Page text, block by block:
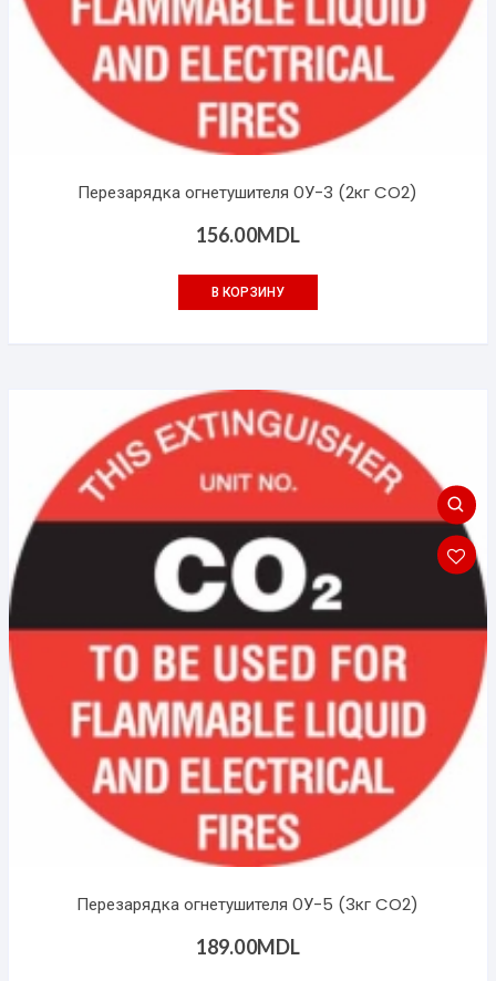
Перезарядка огнетушителя ОУ-3 (2кг CO2)
156.00MDL
В КОРЗИНУ
Перезарядка огнетушителя ОУ-5 (3кг CO2)
189.00MDL